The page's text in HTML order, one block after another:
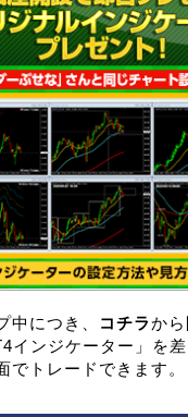
につき、 コチラか
インジケーター」を
でトレードできます。